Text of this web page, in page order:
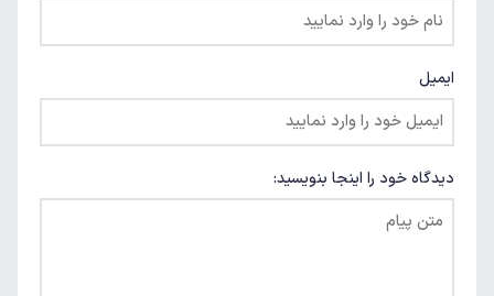
ایمیل
دیدگاه خود را اینجا بنویسید: